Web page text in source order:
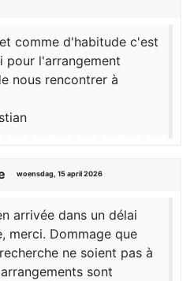
comme d'habitude c'est
pour l'arrangement
nous rencontrer à
woensdag, 15 april 2026
arrivée dans un délai
merci. Dommage que
ne soient pas à
sont